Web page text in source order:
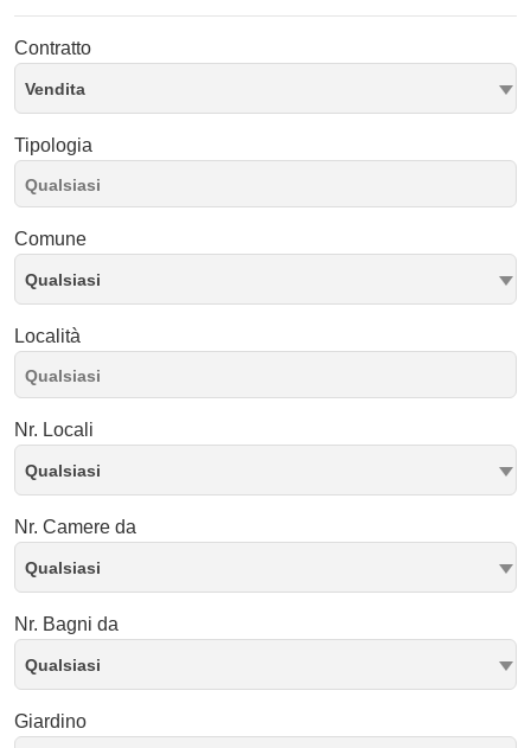
Contratto
Vendita
Tipologia
Comune
Qualsiasi
Località
Nr. Locali
Qualsiasi
Nr. Camere da
Qualsiasi
Nr. Bagni da
Qualsiasi
Giardino